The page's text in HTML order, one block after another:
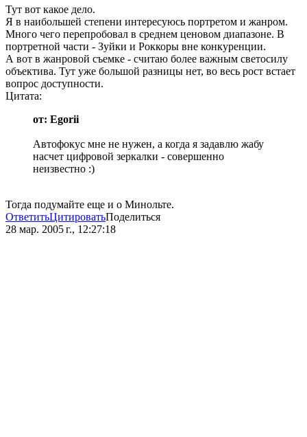
Тут вот какое дело.
Я в наибольшей степени интересуюсь портретом и жанром.
Много чего перепробовал в среднем ценовом диапазоне. В
портретной части - Зуйки и Роккоры вне конкуренции.
А вот в жанровой съемке - считаю более важным светосилу
объектива. Тут уже большой разницы нет, во весь рост встает
вопрос доступности.
Цитата:
от: Egorii
Автофокус мне не нужен, а когда я задавлю жабу
насчет цифровой зеркалки - совершенно
неизвестно :)
Тогда подумайте еще и о Минольте.
ОтветитьЦитироватьПоделиться
28 мар. 2005 г., 12:27:18